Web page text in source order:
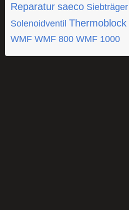
Reparatur saeco Siebträger
Solenoidventil Thermoblock
WMF WMF 800 WMF 1000